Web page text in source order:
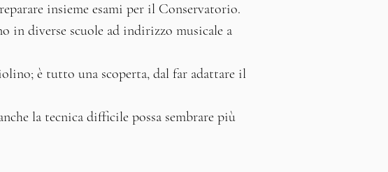
insieme esami per il Conservatorio.
in diverse scuole ad indirizzo musicale a
è tutto una scoperta, dal far adattare il
la tecnica difficile possa sembrare più